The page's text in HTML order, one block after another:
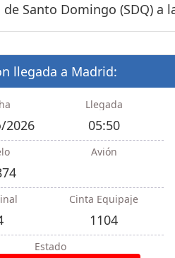
Santo Domingo (SDQ) a
llegada a Madrid:
2026
Llegada
05:50
Avión
Cinta Equipaje
1104
Estado